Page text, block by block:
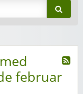
februar